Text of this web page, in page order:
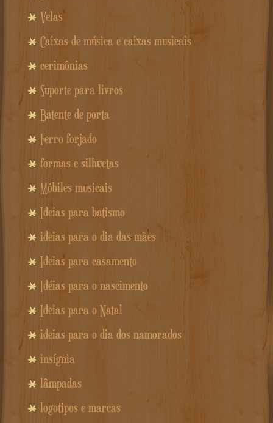
Velas
Caixas de música e caixas musicais
cerimônias
Suporte para livros
Batente de porta
Ferro forjado
formas e silhuetas
Móbiles musicais
Ideias para batismo
ideias para o dia das mães
Ideias para casamento
Idéias para o nascimento
Ideias para o Natal
ideias para o dia dos namorados
insígnia
lâmpadas
logotipos e marcas